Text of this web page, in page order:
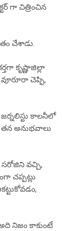
గా చిత్రించిన
చేశాడు.
కృష్ణాజిల్లా
వూరూరా చెప్పి,
కాలనీలో
తన అనుభవాలు
సరోజిని వచ్చి,
చప్పట్లు
నిజం కాకుంటే